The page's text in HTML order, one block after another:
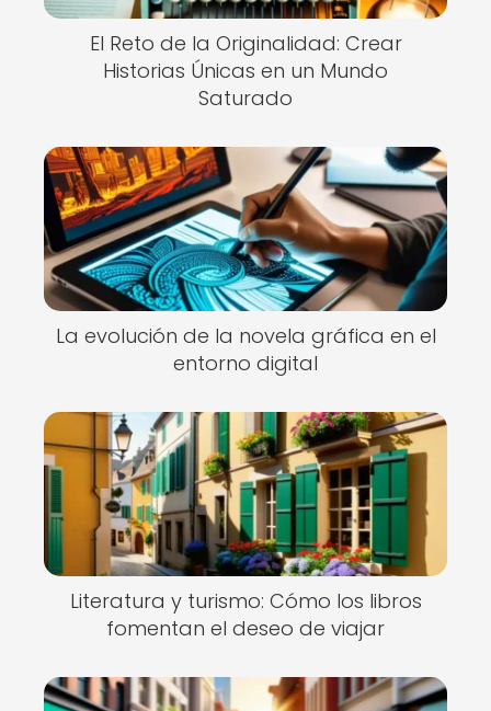
El Reto de la Originalidad: Crear
Historias Únicas en un Mundo
Saturado
La evolución de la novela gráfica en el
entorno digital
Literatura y turismo: Cómo los libros
fomentan el deseo de viajar